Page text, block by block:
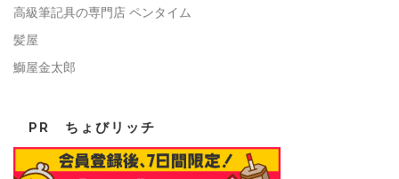
高級筆記具の専門店 ペンタイム
髪屋
鰤屋金太郎
PR ちょびリッチ